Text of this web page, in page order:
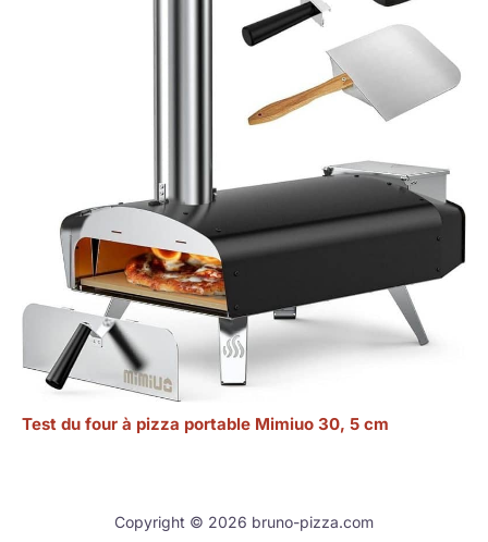
Test du four à pizza portable Mimiuo 30, 5 cm
Copyright © 2026 bruno-pizza.com